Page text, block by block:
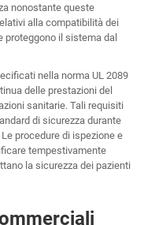
nonostante queste
alla compatibilità dei
proteggono il sistema dal
nella norma UL 2089
delle prestazioni del
sanitarie. Tali requisiti
di sicurezza durante
procedure di ispezione e
tempestivamente
la sicurezza dei pazienti